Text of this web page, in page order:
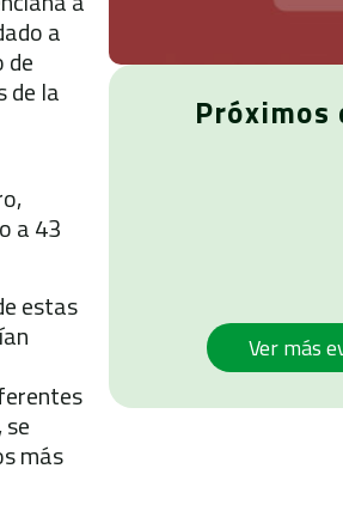
a
de
de la
a 43
estas
más
Próximos
Ver más